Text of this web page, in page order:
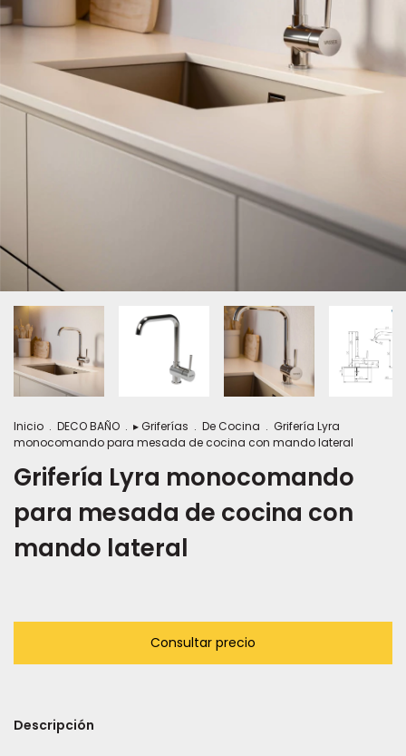
Inicio . DECO BAÑO . ▸ Griferías . De Cocina . Grifería Lyra
monocomando para mesada de cocina con mando lateral
Grifería Lyra monocomando
para mesada de cocina con
mando lateral
Descripción